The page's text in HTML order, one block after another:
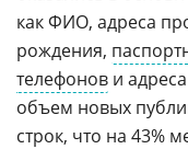
как ФИО, адреса
рождения,
телефонов и
объем новых
строк, что на 43%